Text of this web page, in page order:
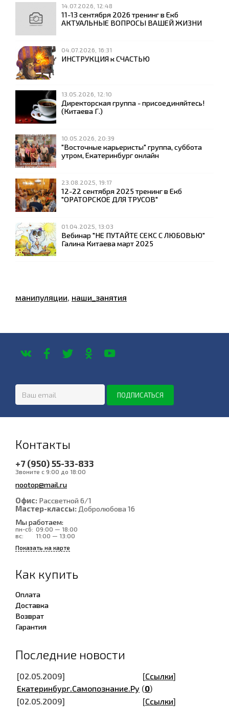
14.07.2026, 12:48
11-13 сентября 2026 тренинг в Екб
АКТУАЛЬНЫЕ ВОПРОСЫ ВАШЕЙ ЖИЗНИ
04.07.2026, 16:31
ИНСТРУКЦИЯ к СЧАСТЬЮ
13.05.2026, 12:10
Директорская группа - присоединяйтесь!
(Китаева Г.)
10.05.2026, 20:39
"Восточные карьеристы" группа, суббота
утром, Екатеринбург онлайн
23.08.2025, 19:17
12-22 сентября 2025 тренинг в Екб
"ОРАТОРСКОЕ ДЛЯ ТРУСОВ"
01.04.2025, 13:03
Вебинар "НЕ ПУТАЙТЕ СЕКС С ЛЮБОВЬЮ"
Галина Китаева март 2025
манипуляции наши_занятия
Контакты
+7 (950) 55-33-833
Звоните с 9:00 до 18:00
nootop@mail.ru
Офис: Рассветной 6/1
Мастер-классы: Добролюбова 16
Мы работаем:
пн-сб: 09:00 — 18:00
вс:
11:00 — 13:00
Показать на карте
Как купить
Оплата
Доставка
Возврат
Гарантия
Последние новости
[02.05.2009] [Ссылки]
Екатеринбург.Самопознание.Ру (0)
[02.05.2009]
[Ссылки]